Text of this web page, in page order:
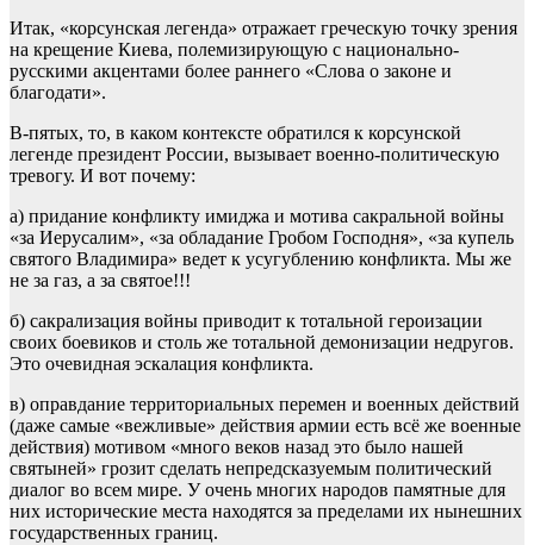
Итак, «корсунская легенда» отражает греческую точку зрения
на крещение Киева, полемизирующую с национально-
русскими акцентами более раннего «Слова о законе и
благодати».
В-пятых, то, в каком контексте обратился к корсунской
легенде президент России, вызывает военно-политическую
тревогу. И вот почему:
а) придание конфликту имиджа и мотива сакральной войны
«за Иерусалим», «за обладание Гробом Господня», «за купель
святого Владимира» ведет к усугублению конфликта. Мы же
не за газ, а за святое!!!
б) сакрализация войны приводит к тотальной героизации
своих боевиков и столь же тотальной демонизации недругов.
Это очевидная эскалация конфликта.
в) оправдание территориальных перемен и военных действий
(даже самые «вежливые» действия армии есть всё же военные
действия) мотивом «много веков назад это было нашей
святыней» грозит сделать непредсказуемым политический
диалог во всем мире. У очень многих народов памятные для
них исторические места находятся за пределами их нынешних
государственных границ.